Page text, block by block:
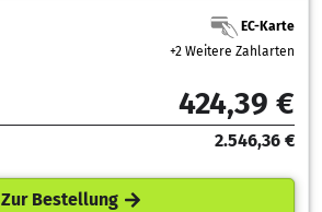
EC-Karte
+2 Weitere Zahlarten
424,39 €
2.546,36 €
Zur Bestellung